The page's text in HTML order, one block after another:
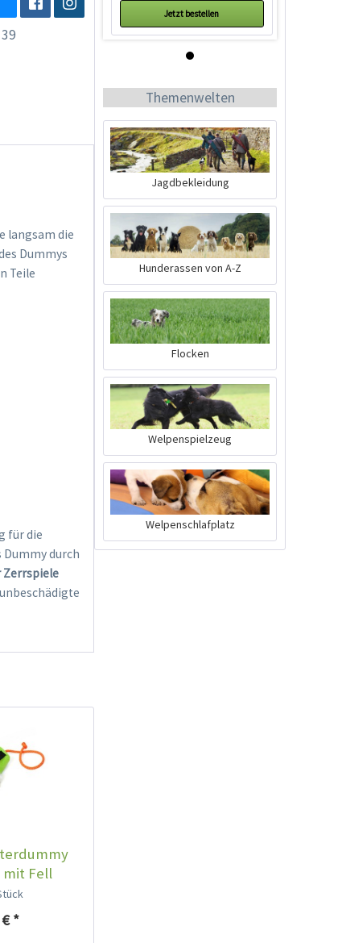
langsam die
Dummys
Teile
für die
Dummy durch
Zerrspiele
mit Fell
*
Jetzt bestellen
Duftstoff Fuchs
Inhalt0.035 Liter(271,14 € * / 1 Liter)
9,49 € *
Jetzt bestellen
Themenwelten
Jagdbekleidung
Hunderassen von A-Z
Flocken
Welpenspielzeug
Welpenschlafplatz